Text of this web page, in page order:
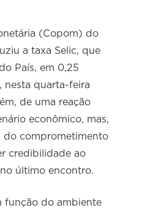
(Copom) do
a taxa Selic, que
País, em 0,25
quarta-feira
de uma reação
econômico, mas,
do comprometimento
credibilidade ao
último encontro.
função do ambiente